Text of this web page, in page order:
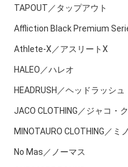
TAPOUT／タップアウト
Affliction Black Premium
Athlete-X／アスリートX
HALEO／ハレオ
HEADRUSH／ヘッドラッシュ
JACO CLOTHING／ジャコ・
MINOTAURO CLOTHING／
No Mas／ノーマス